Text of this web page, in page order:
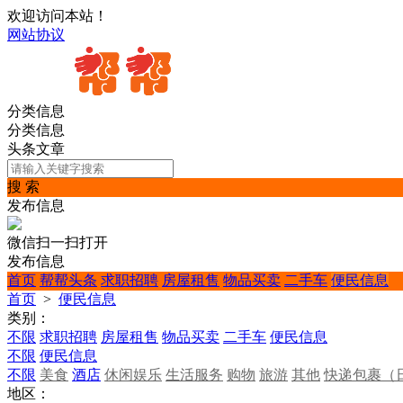
欢迎访问本站！
网站协议
分类信息
分类信息
头条文章
搜 索
发布信息
微信扫一扫打开
发布信息
首页 帮帮头条 求职招聘 房屋租售 物品买卖 二手车 便民信息
首页 > 便民信息
类别：
不限 求职招聘 房屋租售 物品买卖 二手车 便民信息
不限 便民信息
不限 美食 酒店 休闲娱乐 生活服务 购物 旅游 其他 快递包裹（
地区：